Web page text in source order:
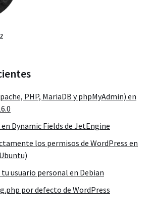
PHP, MariaDB y phpMyAdmin) en
Dynamic Fields de JetEngine
los permisos de WordPress en
usuario personal en Debian
por defecto de WordPress